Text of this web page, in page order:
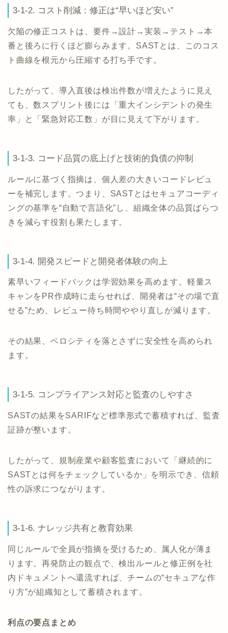
3-1-2. コスト削減：修正は“早いほど安い”
欠陥の修正コストは、要件→設計→実装→テスト→本
番と後ろに行くほど膨らみます。SASTとは、このコス
ト曲線を根元から圧縮する打ち手です。
したがって、導入直後は検出件数が増えたように見え
ても、数スプリント後には「重大インシデントの発生
率」と「緊急対応工数」が目に見えて下がります。
3-1-3. コード品質の底上げと技術的負債の抑制
ルールに基づく指摘は、個人差の大きいコードレビュ
ーを補完します。つまり、SASTとはセキュアコーディ
ングの基準を“自動で言語化”し、組織全体の品質ばらつ
きを減らす役割も果たします。
3-1-4. 開発スピードと開発者体験の向上
素早いフィードバックは学習効果を高めます。軽量ス
キャンをPR作成時に走らせれば、開発者は“その場で直
せる”ため、レビュー待ち時間ややり直しが減ります。
その結果、ベロシティを落とさずに安全性を高められ
ます。
3-1-5. コンプライアンス対応と監査のしやすさ
SASTの結果をSARIFなど標準形式で蓄積すれば、監査
証跡が整います。
したがって、規制産業や顧客監査において「継続的に
SASTとは何をチェックしているか」を明示でき、信頼
性の訴求につながります。
3-1-6. ナレッジ共有と教育効果
同じルールで全員が指摘を受けるため、属人化が薄ま
ります。再発防止の観点で、検出ルールと修正例を社
内ドキュメントへ還流すれば、チームの“セキュアな作
り方”が組織知として蓄積されます。
利点の要点まとめ